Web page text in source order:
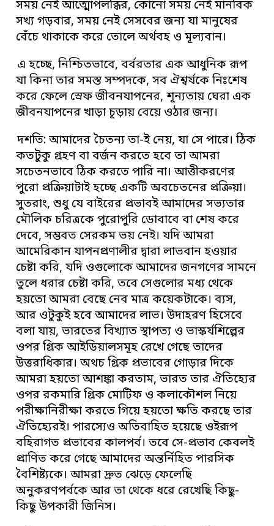
সময় নেই আত্মোপলব্ধির, কোনো সময় নেই মানবিক
সখ্য গড়বার, সময় নেই সেসবের জন্য যা মানুষের
বেঁচে থাকাকে করে তোলে অর্থবহ ও মূল্যবান।
এ হচ্ছে, নিশ্চিতভাবে, বর্বরতার এক আধুনিক রূপ
যা কিনা তার সমস্ত সম্পদকে, সব ঐশ্বর্যকে নিঃশেষ
করে ফেলে স্রেফ জীবনযাপনের, শূন্যতায় ঘেরা এক
জীবনযাপনের খাড়া চূড়ায় বেয়ে ওঠার জন্য।
দশতি: আমাদের চৈতন্য তা-ই নেয়, যা সে পারে। ঠিক
কতটুকু গ্রহণ বা বর্জন করতে হবে তা আমরা
সচেতনভাবে ঠিক করতে পারি না। আত্তীকরণের
পুরো প্রক্রিয়াটাই হচ্ছে একটি অবচেতনের প্রক্রিয়া।
সুতরাং, শুধু যে বাইরের প্রভাবই আমাদের সভ্যতার
মৌলিক চরিত্রকে পুরোপুরি ডোবাবে বা শেষ করে
দেবে, সম্ভবত সেরকম ভয় নেই। যদি আমরা
আমেরিকান যাপনপ্রণালীর দ্বারা লাভবান হওয়ার
চেষ্টা করি, যদি ওগুলোকে আমাদের জনগণের সামনে
তুলে ধরার চেষ্টা করি, তবে সেগুলোর মধ্য থেকে
হয়তো আমরা বেছে নেব মাত্র কয়েকটাকে। ব্যস,
আর ওটুকুই হবে আমাদের লাভ। উদাহরণ হিসেবে
বলা যায়, ভারতের বিখ্যাত স্থাপত্য ও ভাস্কর্যশিল্পের
ওপর গ্রিক আইডিয়ালসমূহ রেখে গেছে তাদের
উত্তরাধিকার। অথচ গ্রিক প্রভাবের গোড়ার দিকে
আমরা হয়তো আশঙ্কা করতাম, ভারত তার ঐতিহ্যের
ওপর রকমারি গ্রিক মোটিফ ও কলাকৌশল নিয়ে
পরীক্ষানিরীক্ষা করতে গিয়ে হয়তো ক্ষতি করছে তার
ঐতিহ্যেরই। পারস্যেও অতিবাহিত হয়েছে ওইরূপ
বহিরাগত প্রভাবের কালপর্ব। তবে সে-প্রভাব কেবলই
প্রাণিত করে গেছে আমাদের অন্তর্নিহিত পারসিক
বৈশিষ্ট্যকে। আমরা দ্রুত ঝেড়ে ফেলেছি
অনুকরণপর্বকে আর তা থেকে ধরে রেখেছি কিছু-
কিছু উপকারী জিনিস।